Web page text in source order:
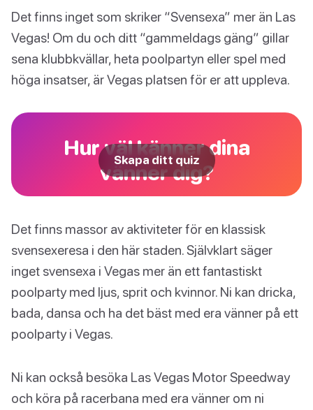
Det finns inget som skriker “Svensexa” mer än Las
Vegas! Om du och ditt “gammeldags gäng” gillar
sena klubbkvällar, heta poolpartyn eller spel med
höga insatser, är Vegas platsen för er att uppleva.
Hur väl känner dina
vänner dig?
Skapa ditt quiz
Det finns massor av aktiviteter för en klassisk
svensexeresa i den här staden. Självklart säger
inget svensexa i Vegas mer än ett fantastiskt
poolparty med ljus, sprit och kvinnor. Ni kan dricka,
bada, dansa och ha det bäst med era vänner på ett
poolparty i Vegas.
Ni kan också besöka Las Vegas Motor Speedway
och köra på racerbana med era vänner om ni